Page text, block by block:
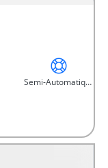
Semi-Automatique